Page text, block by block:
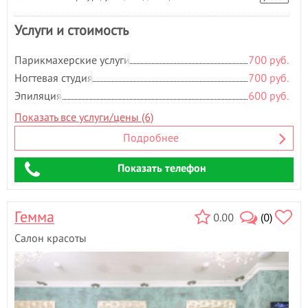
Э
Эпиляция- 16
Услуги и стоимость
Парикмахерские услуги
700 руб.
Ногтевая студия
700 руб.
Эпиляция
600 руб.
Показать все услуги/цены (6)
Подробнее
Показать телефон
0.00 (0)
Гемма
Салон красоты